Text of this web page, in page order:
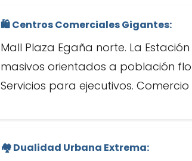
🛍️ Centros Comerciales Gigantes:
Mall Plaza Egaña norte. La
masivos orientados a población
Servicios para ejecutivos.
🏘️ Dualidad Urbana Extrema: